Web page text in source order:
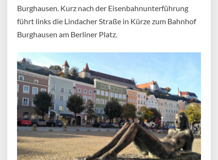
Burghausen. Kurz nach der Eisenbahnunterführung
führt links die Lindacher Straße in Kürze zum Bahnhof
Burghausen am Berliner Platz.